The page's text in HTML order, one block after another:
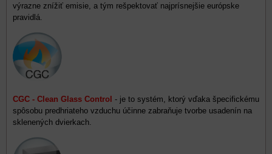
výrazne znížiť emisie, a tým rešpektovať najprísnejšie európske
pravidlá.
CGC - Clean Glass Control - je to systém, ktorý vďaka špecifickému
spôsobu predhriateho vzduchu účinne zabraňuje tvorbe usadenín na
sklenených dvierkach.